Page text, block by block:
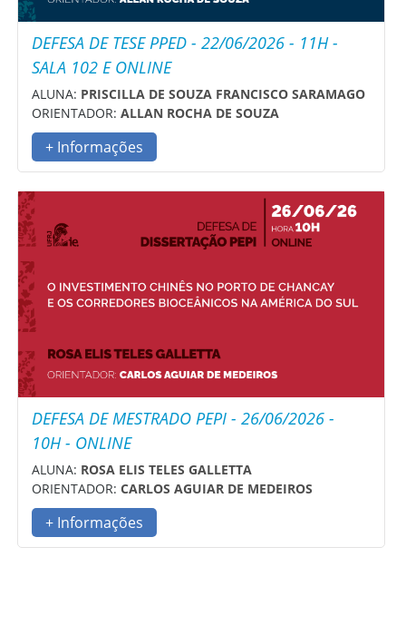
DEFESA DE TESE PPED - 22/06/2026 - 11H -
SALA 102 E ONLINE
ALUNA: PRISCILLA DE SOUZA FRANCISCO SARAMAGO
ORIENTADOR: ALLAN ROCHA DE SOUZA
+ Informações
DEFESA DE MESTRADO PEPI - 26/06/2026 -
10H - ONLINE
ALUNA: ROSA ELIS TELES GALLETTA
ORIENTADOR: CARLOS AGUIAR DE MEDEIROS
+ Informações